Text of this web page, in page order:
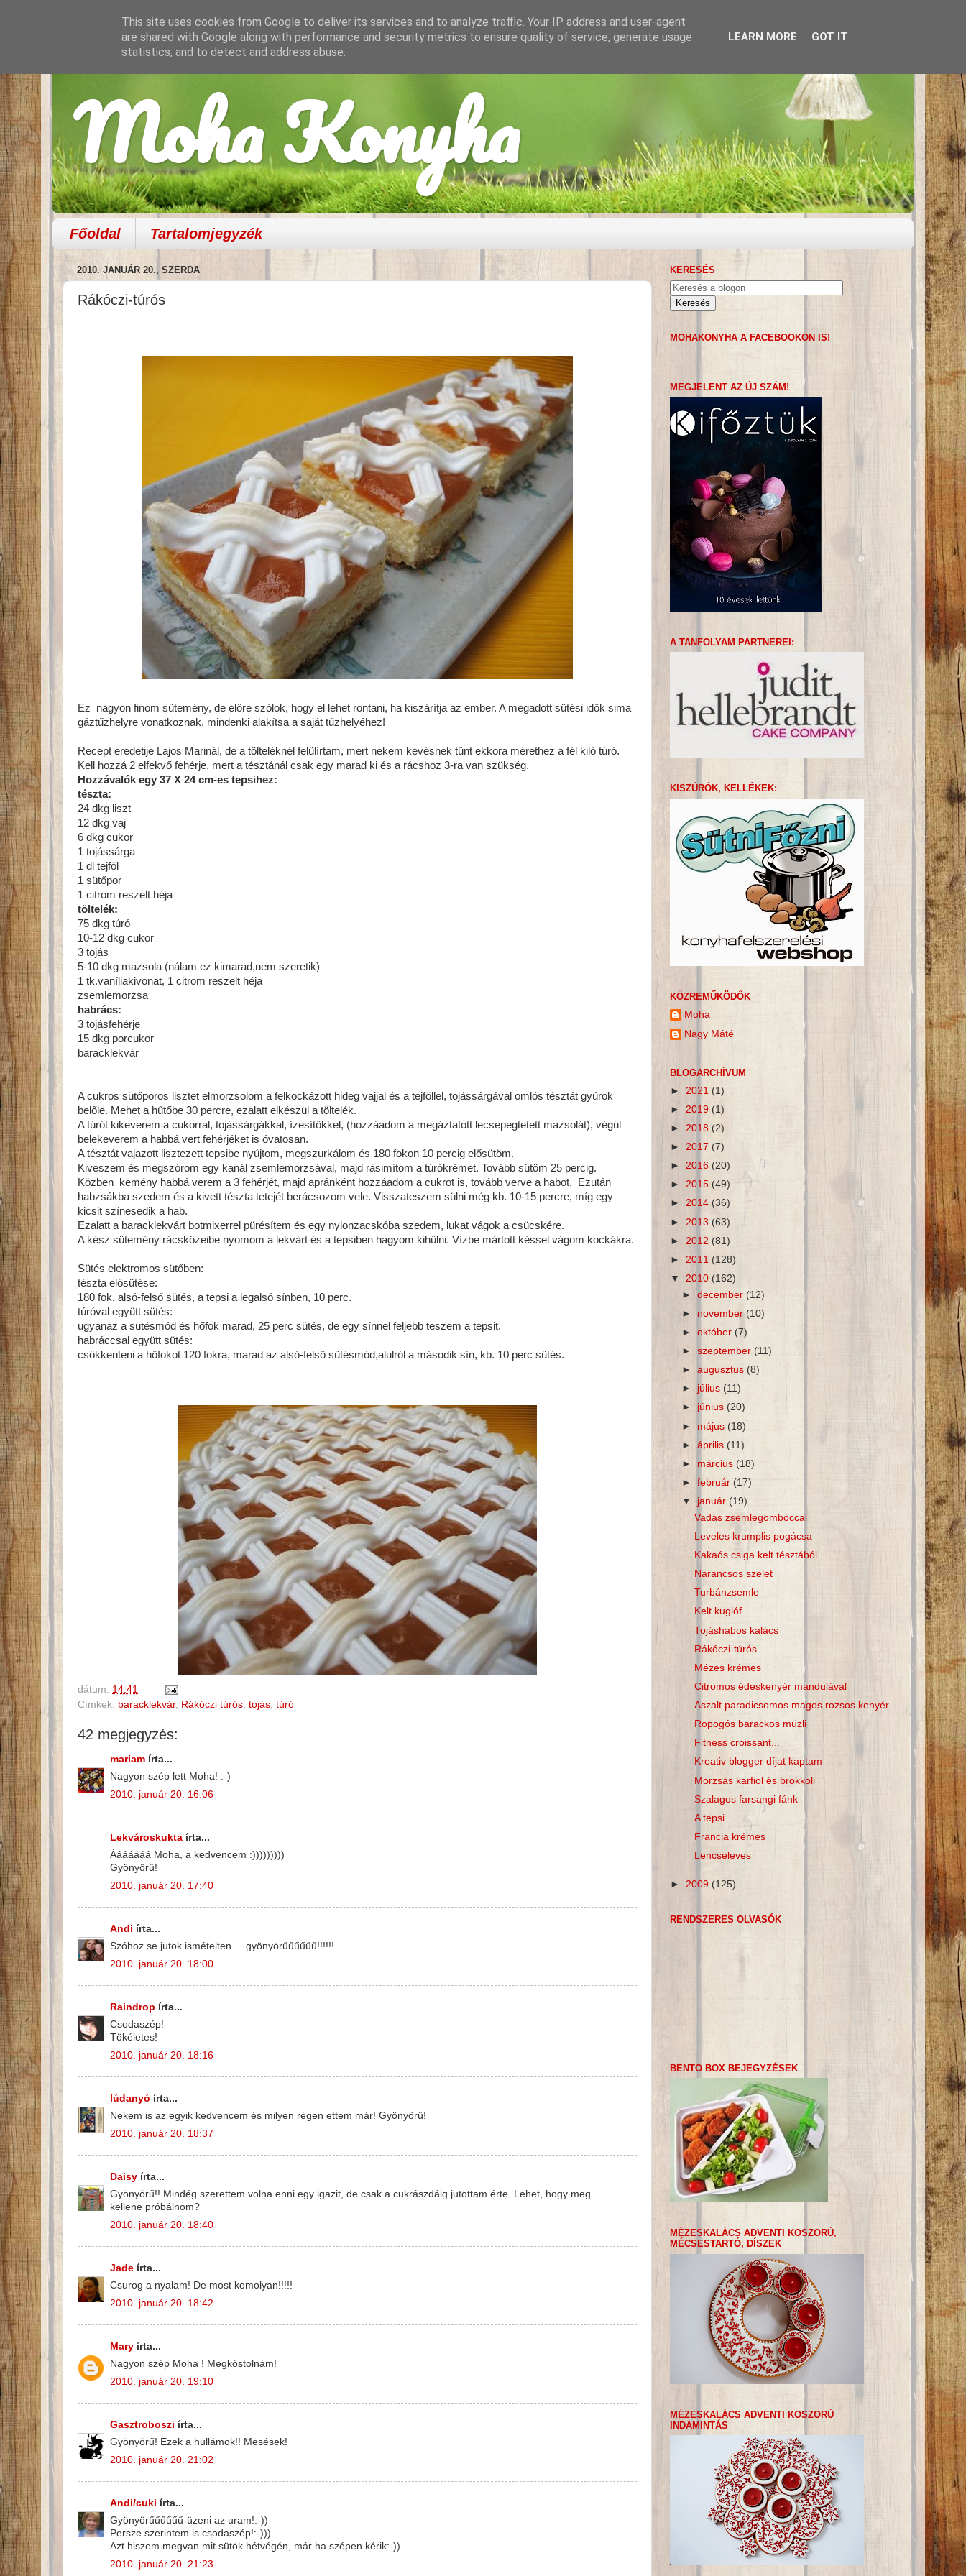
Moha Konyha
Főoldal Tartalomjegyzék
2010. JANUÁR 20., SZERDA
Rákóczi-túrós
Ez nagyon finom sütemény, de előre szólok, hogy el lehet rontani, ha kiszárítja az ember. A megadott sütési idők sima
gáztűzhelyre vonatkoznak, mindenki alakítsa a saját tűzhelyéhez!
Recept eredetije Lajos Marinál, de a tölteléknél felülírtam, mert nekem kevésnek tűnt ekkora mérethez a fél kiló túró.
Kell hozzá 2 elfekvő fehérje, mert a tésztánál csak egy marad ki és a rácshoz 3-ra van szükség.
Hozzávalók egy 37 X 24 cm-es tepsihez:
tészta:
24 dkg liszt
12 dkg vaj
6 dkg cukor
1 tojássárga
1 dl tejföl
1 sütőpor
1 citrom reszelt héja
töltelék:
75 dkg túró
10-12 dkg cukor
3 tojás
5-10 dkg mazsola (nálam ez kimarad,nem szeretik)
1 tk.vaníliakivonat, 1 citrom reszelt héja
zsemlemorzsa
habrács:
3 tojásfehérje
15 dkg porcukor
baracklekvár
A cukros sütőporos lisztet elmorzsolom a felkockázott hideg vajjal és a tejföllel, tojássárgával omlós tésztát gyúrok
belőle. Mehet a hűtőbe 30 percre, ezalatt elkészül a töltelék.
A túrót kikeverem a cukorral, tojássárgákkal, ízesítőkkel, (hozzáadom a megáztatott lecsepegtetett mazsolát), végül
belekeverem a habbá vert fehérjéket is óvatosan.
A tésztát vajazott lisztezett tepsibe nyújtom, megszurkálom és 180 fokon 10 percig elősütöm.
Kiveszem és megszórom egy kanál zsemlemorzsával, majd rásimítom a túrókrémet. Tovább sütöm 25 percig.
Közben kemény habbá verem a 3 fehérjét, majd apránként hozzáadom a cukrot is, tovább verve a habot. Ezután
habzsákba szedem és a kivett tészta tetejét berácsozom vele. Visszateszem sülni még kb. 10-15 percre, míg egy
kicsit színesedik a hab.
Ezalatt a baracklekvárt botmixerrel pürésítem és egy nylonzacskóba szedem, lukat vágok a csücskére.
A kész sütemény rácsközeibe nyomom a lekvárt és a tepsiben hagyom kihűlni. Vízbe mártott késsel vágom kockákra.
Sütés elektromos sütőben:
tészta elősütése:
180 fok, alsó-felső sütés, a tepsi a legalsó sínben, 10 perc.
túróval együtt sütés:
ugyanaz a sütésmód és hőfok marad, 25 perc sütés, de egy sínnel feljebb teszem a tepsit.
habráccsal együtt sütés:
csökkenteni a hőfokot 120 fokra, marad az alsó-felső sütésmód,alulról a második sín, kb. 10 perc sütés.
dátum: 14:41
Címkék: baracklekvár, Rákóczi túrós, tojás, túró
42 megjegyzés:
mariam írta...
Nagyon szép lett Moha! :-)
2010. január 20. 16:06
Lekvároskukta írta...
Ááááááá Moha, a kedvencem :)))))))))
Gyönyörű!
2010. január 20. 17:40
Andi írta...
Szóhoz se jutok ismételten.....gyönyörűűűűűű!!!!!!
2010. január 20. 18:00
Raindrop írta...
Csodaszép!
Tökéletes!
2010. január 20. 18:16
lúdanyó írta...
Nekem is az egyik kedvencem és milyen régen ettem már! Gyönyörű!
2010. január 20. 18:37
Daisy írta...
Gyönyörű!! Mindég szerettem volna enni egy igazit, de csak a cukrászdáig jutottam érte. Lehet, hogy meg
kellene próbálnom?
2010. január 20. 18:40
Jade írta...
Csurog a nyalam! De most komolyan!!!!!
2010. január 20. 18:42
Mary írta...
Nagyon szép Moha ! Megkóstolnám!
2010. január 20. 19:10
Gasztroboszi írta...
Gyönyörű! Ezek a hullámok!! Mesések!
2010. január 20. 21:02
Andi/cuki írta...
Gyönyörűűűűűű-üzeni az uram!:-))
Persze szerintem is csodaszép!:-)))
Azt hiszem megvan mit sütök hétvégén, már ha szépen kérik:-))
2010. január 20. 21:23
KERESÉS
MOHAKONYHA A FACEBOOKON IS!
MEGJELENT AZ ÚJ SZÁM!
A TANFOLYAM PARTNEREI:
KISZÚRÓK, KELLÉKEK:
KÖZREMŰKÖDŐK
Moha
Nagy Máté
BLOGARCHÍVUM
► 2021 (1)
► 2019 (1)
► 2018 (2)
► 2017 (7)
► 2016 (20)
► 2015 (49)
► 2014 (36)
► 2013 (63)
► 2012 (81)
► 2011 (128)
▼ 2010 (162)
►december(12)
► november (10)
►október (7)
►szeptember(11)
►augusztus (8)
► július(11)
► június(20)
► május (18)
►április (11)
► március(18)
►február(17)
▼ január (19)
Vadas zsemlegombóccal
Leveles krumplis pogácsa
Kakaós csiga kelt tésztából
Narancsos szelet
Turbánzsemle
Kelt kuglóf
Tojáshabos kalács
Rákóczi-túrós
Mézes krémes
Citromos édeskenyér mandulával
Aszalt paradicsomos magos rozsos kenyér
Ropogós barackos müzli
Fitness croissant...
Kreativ blogger díjat kaptam
Morzsás karfiol és brokkoli
Szalagos farsangi fánk
A tepsi
Francia krémes
Lencseleves
► 2009 (125)
RENDSZERES OLVASÓK
BENTO BOX BEJEGYZÉSEK
MÉZESKALÁCS ADVENTI KOSZORÚ,
MÉCSESTARTÓ, DÍSZEK
MÉZESKALÁCS ADVENTI KOSZORÚ
INDAMINTÁS
This site uses cookies from Google to deliver its services and to analyze traffic. Your IP address and user-agent
are shared with Google along with performance and security metrics to ensure quality of service, generate usage
statistics, and to detect and address abuse.
LEARN MORE GOT IT